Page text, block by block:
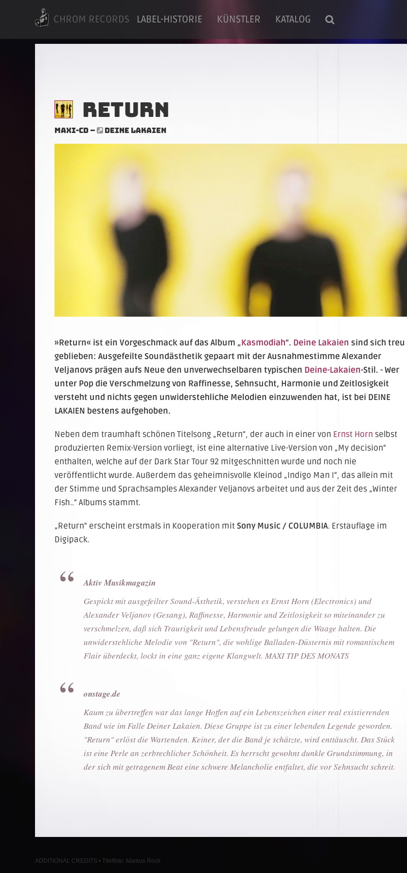
CHROM RECORDS LABEL-HISTORIE KÜNSTLER KATALOG
Return
Maxi-CD – DEINE LAKAIEN
»Return« ist ein Vorgeschmack auf das Album „Kasmodiah“. Deine Lakaien sind sich treu
geblieben: Ausgefeilte Soundästhetik gepaart mit der Ausnahmestimme Alexander
Veljanovs prägen aufs Neue den unverwechselbaren typischen Deine-Lakaien-Stil. - Wer
unter Pop die Verschmelzung von Raffinesse, Sehnsucht, Harmonie und Zeitlosigkeit
versteht und nichts gegen unwiderstehliche Melodien einzuwenden hat, ist bei DEINE
LAKAIEN bestens aufgehoben.
Neben dem traumhaft schönen Titelsong „Return“, der auch in einer von Ernst Horn selbst
produzierten Remix-Version vorliegt, ist eine alternative Live-Version von „My decision“
enthalten, welche auf der Dark Star Tour 92 mitgeschnitten wurde und noch nie
veröffentlicht wurde. Außerdem das geheimnisvolle Kleinod „Indigo Man I“, das allein mit
der Stimme und Sprachsamples Alexander Veljanovs arbeitet und aus der Zeit des „Winter
Fish..“ Albums stammt.
„Return“ erscheint erstmals in Kooperation mitSony Music / COLUMBIA. Erstauflage im
Digipack.
Aktiv Musikmagazin
Gespickt mit ausgefeilter Sound-Ästhetik, verstehen es Ernst Horn (Electronics) und
Alexander Veljanov (Gesang), Raffinesse, Harmonie und Zeitlosigkeit so miteinander zu
verschmelzen, daß sich Traurigkeit und Lebensfreude gelungen die Waage halten. Die
unwiderstehliche Melodie von "Return", die wohlige Balladen-Düsternis mit romantischem
Flair überdeckt, lockt in eine ganz eigene Klangwelt. MAXI TIP DES MONATS
onstage.de
Kaum zu übertreffen war das lange Hoffen auf ein Lebenszeichen einer real existierenden
Band wie im Falle Deiner Lakaien. Diese Gruppe ist zu einer lebenden Legende geworden.
"Return" erlöst die Wartenden. Keiner, der die Band je schätzte, wird enttäuscht. Das Stück
ist eine Perle an zerbrechlicher Schönheit. Es herrscht gewohnt dunkle Grundstimmung, in
der sich mit getragenem Beat eine schwere Melancholie entfaltet, die vor Sehnsucht schreit.
ADDITIONAL CREDITS • Titelfoto: Markus Rock